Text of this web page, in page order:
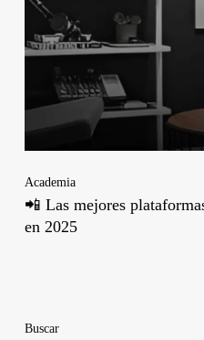
Academia
📲 Las mejores
en 2025
Buscar